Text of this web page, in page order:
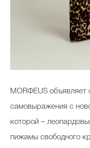
MORФEUS объявляет
самовыражения с
которой –
пижамы свободного